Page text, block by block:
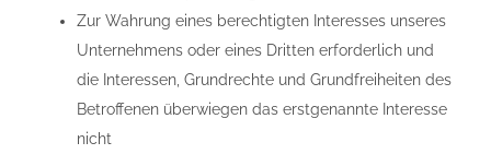
Zur Wahrung eines berechtigten Interesses unseres
Unternehmens oder eines Dritten erforderlich und
die Interessen, Grundrechte und Grundfreiheiten des
Betroffenen überwiegen das erstgenannte Interesse
nicht